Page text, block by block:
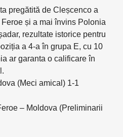
pregătită de Cleșcenco a
și a mai învins Polonia
rezultate istorice pentru
a 4-a în grupa E, cu 10
ar garanta o calificare în
(Meci amical) 1-1
– Moldova (Preliminarii